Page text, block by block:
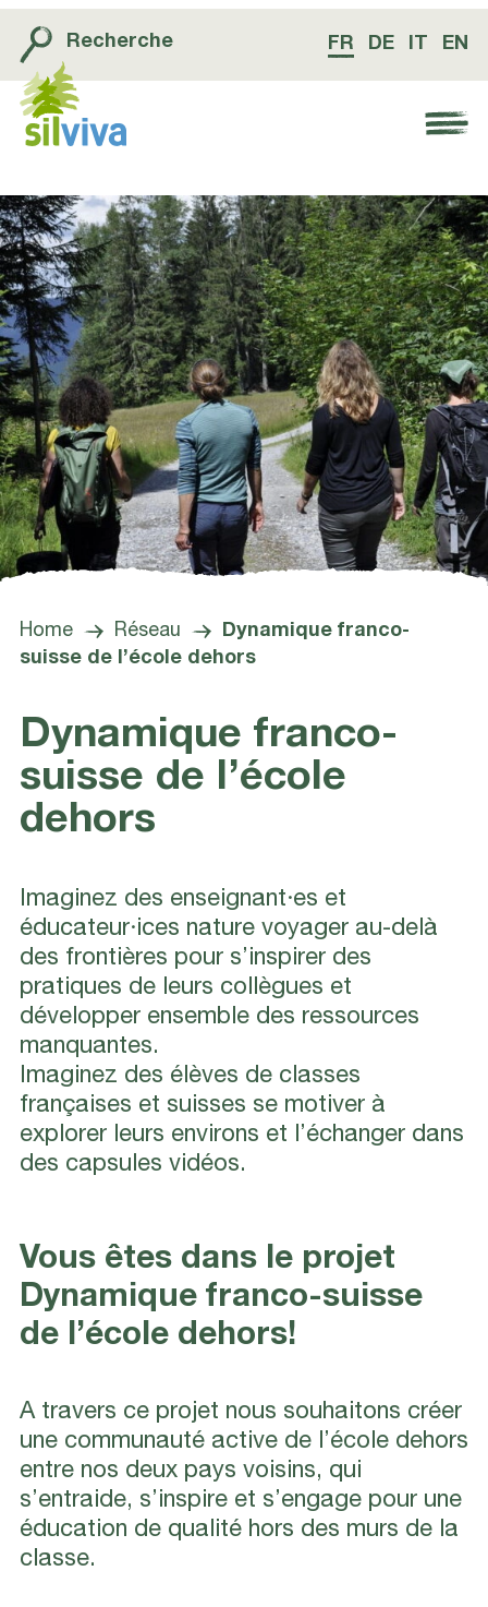
Recherche FR DE IT EN
Navigation öffnen bzw. schliessen
Home Réseau
Dynamique franco-
suisse de l’école dehors
Dynamique franco-
suisse de l’école
dehors
Imaginez des enseignant·es et
éducateur·ices nature voyager au-delà
des frontières pour s’inspirer des
pratiques de leurs collègues et
développer ensemble des ressources
manquantes.
Imaginez des élèves de classes
françaises et suisses se motiver à
explorer leurs environs et l’échanger dans
des capsules vidéos.
Vous êtes dans le projet
Dynamique franco-suisse
de l’école dehors!
A travers ce projet nous souhaitons créer
une communauté active de l’école dehors
entre nos deux pays voisins, qui
s’entraide, s’inspire et s’engage pour une
éducation de qualité hors des murs de la
classe.